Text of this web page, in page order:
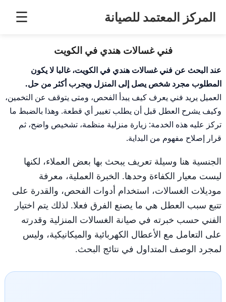
المركز المعتمد للصيانة ☰
فني غسالات هندي في الكويت
عند البحث عن فني غسالات هندي في الكويت، غالبا لا يكون
المطلوب مجرد شخص يصل إلى المنزل ويجرب أكثر من حل.
العميل يريد فني يعرف كيف يبدأ الفحص، ومتى يتوقف عن التخمين،
وكيف يشرح العطل قبل أن يطلب تغيير أي قطعة. وهذا بالضبط ما
تركز عليه هذه الخدمة: زيارة منزلية منظمة، تشخيص واضح، ثم
قرار إصلاح مفهوم من البداية.
الجنسية هنا وسيلة تعريف يبحث بها بعض العملاء، لكنها
ليست معيار الكفاءة وحدها. الخبرة العملية، معرفة
موديلات الغسالات، استخدام أدوات الفحص، والقدرة على
تتبع سبب العطل هي ما يصنع الفرق فعلا. لذلك يتم اختيار
الفني حسب خبرته في صيانة الغسالات المنزلية وقدرته
على التعامل مع الأعطال الكهربائية والميكانيكية، وليس
لمجرد الوصف المتداول في نتائج البحث.